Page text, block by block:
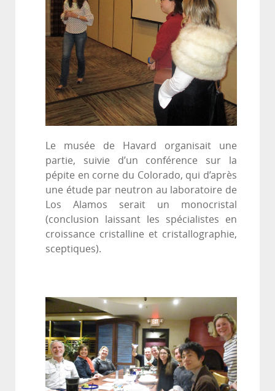
Le musée de Havard organisait une
partie, suivie d’un conférence sur la
pépite en corne du Colorado, qui d’après
une étude par neutron au laboratoire de
Los Alamos serait un monocristal
(conclusion laissant les spécialistes en
croissance cristalline et cristallographie,
sceptiques).